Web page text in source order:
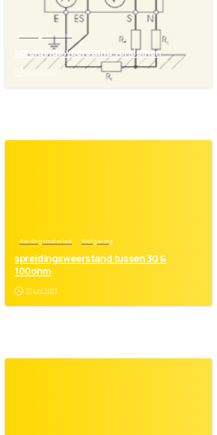
Aardingsmateriaal
spreidingsweerstand verkleinen
22 juni 2023
Aardingsmateriaal Wetgeving
spreidingsweerstand tussen 30 &
100ohm
22 juni 2023